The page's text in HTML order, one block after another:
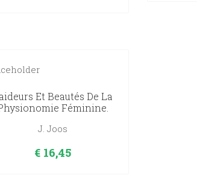
Et Beautés De La
Féminine.
J. Joos
€ 16,45